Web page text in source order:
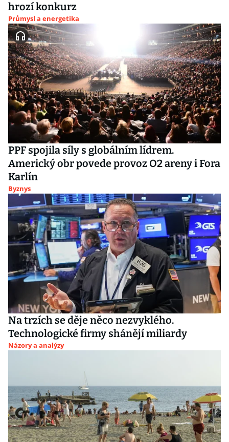
hrozí konkurz
Průmysl a energetika
PPF spojila síly s globálním lídrem.
Americký obr povede provoz O2 areny i Fora
Karlín
Byznys
Na trzích se děje něco nezvyklého.
Technologické firmy shánějí miliardy
Názory a analýzy